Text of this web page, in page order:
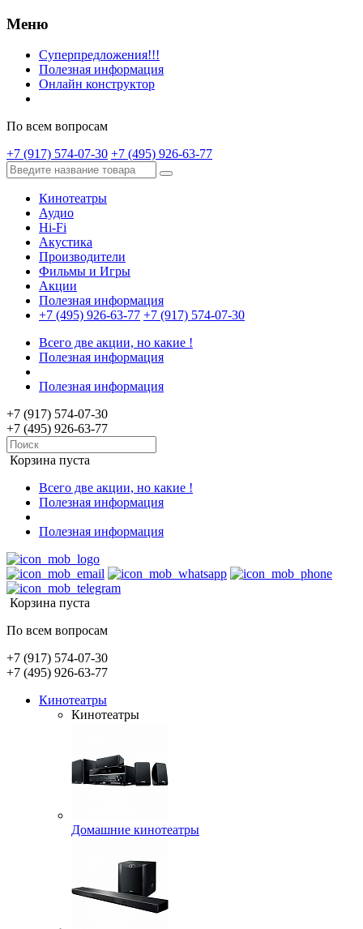
Меню
Суперпредложения!!!
Полезная информация
Онлайн конструктор
По всем вопросам
+7 (917) 574-07-30 +7 (495) 926-63-77
Кинотеатры
Аудио
Hi-Fi
Акустика
Производители
Фильмы и Игры
Акции
Полезная информация
+7 (495) 926-63-77 +7 (917) 574-07-30
Всего две акции, но какие !
Полезная информация
Полезная информация
+7 (917) 574-07-30
+7 (495) 926-63-77
Корзина пуста
Всего две акции, но какие !
Полезная информация
Полезная информация
Корзина пуста
По всем вопросам
+7 (917) 574-07-30
+7 (495) 926-63-77
Кинотеатры
Кинотеатры
Домашние кинотеатры